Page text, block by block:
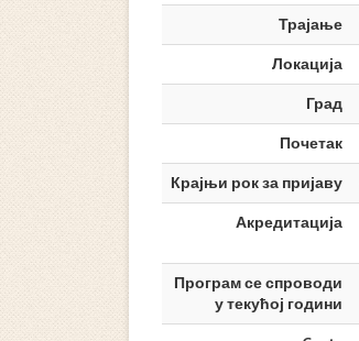
Трајање
Локација
Град
Почетак
Крајњи рок за пријаву
Акредитација
Програм се спроводи
у текућој години